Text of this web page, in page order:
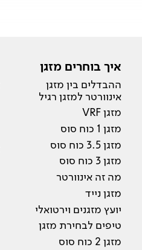
איך בוחרים מזגן
ההבדלים בין מזגן
אינוורטר למזגן רגיל
מזגן VRF
מזגן 1 כוח סוס
מזגן 3.5 כוח סוס
מזגן 3 כוח סוס
מה זה אינוורטר
מזגן נייד
יועץ מזגנים וירטואלי
טיפים לבחירת מזגן
מזגן 2 כוח סוס